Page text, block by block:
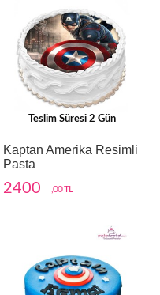
Teslim Süresi 2 Gün
Kaptan Amerika Resimli
Pasta
2400 ,00 TL